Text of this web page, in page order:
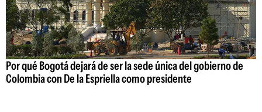
Por qué Bogotá dejará de ser la sede única del gobierno de
Colombia con De la Espriella como presidente